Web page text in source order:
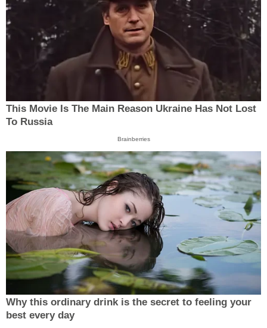
This Movie Is The Main Reason Ukraine Has Not Lost
To Russia
Brainberries
Why this ordinary drink is the secret to feeling your
best every day